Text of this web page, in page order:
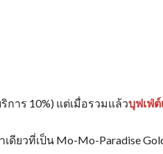
การ 10%) แต่เมื่อรวมแล้วบุฟเฟ่
ดียวที่เป็น Mo-Mo-Paradise